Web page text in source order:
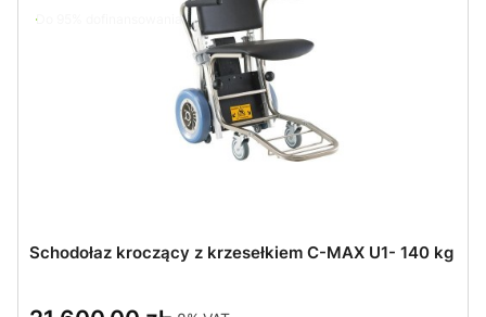
Do 95% dofinansowania
Schodołaz kroczący z krzesełkiem C-MAX U1- 140 kg